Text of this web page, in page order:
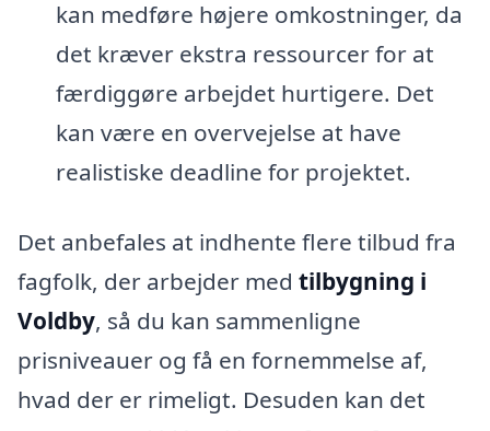
kan medføre højere omkostninger, da
det kræver ekstra ressourcer for at
færdiggøre arbejdet hurtigere. Det
kan være en overvejelse at have
realistiske deadline for projektet.
Det anbefales at indhente flere tilbud fra
fagfolk, der arbejder med tilbygning i
Voldby, så du kan sammenligne
prisniveauer og få en fornemmelse af,
hvad der er rimeligt. Desuden kan det